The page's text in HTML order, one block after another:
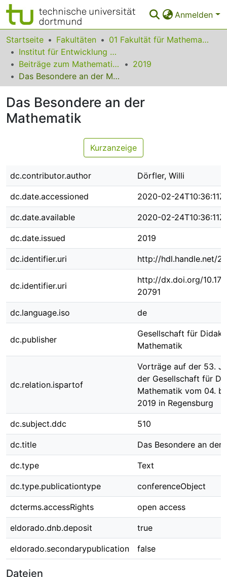
Anmelden
Bereiche & Sammlungen
Das gesamte Repositorium
Statistiken
FAQ
Leitlinien
Zurück zur Startseite
Startseite Fakultäten
01 Fakultät für Mathematik
Institut für Entwicklung und Erforschung des Mathematikunterrichts
Beiträge zum Mathematikunterricht
2019
Das Besondere an der Mathematik
Das Besondere an der
Mathematik
Kurzanzeige
dc.contributor.author Dörfler, Willi
dc.date.accessioned 2020-02-24T10:36:11Z
dc.date.available 2020-02-24T10:36:11Z
dc.date.issued 2019
dc.identifier.uri http://hdl.handle.net/
dc.identifier.uri
http://dx.doi.org/
20791
dc.language.iso de
dc.publisher
Gesellschaft für
Mathematik
dc.relation.ispartof
Vorträge auf der 53.
der Gesellschaft für
Mathematik vom 04.
2019 in Regensburg
dc.subject.ddc 510
dc.title Das Besondere an der
dc.type Text
dc.type.publicationtype conferenceObject
dcterms.accessRights open access
eldorado.dnb.deposit true
eldorado.secondarypublication false
Dateien